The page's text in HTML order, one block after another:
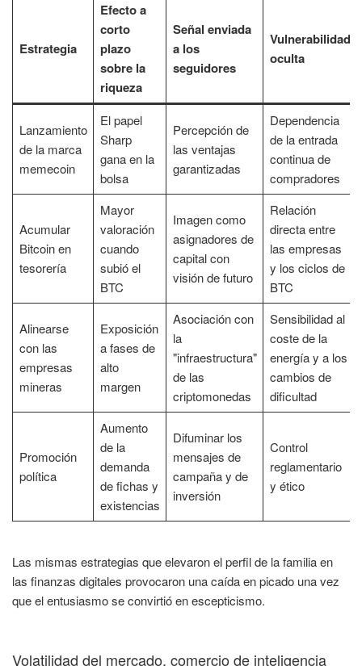
Estrategia
Efecto a
corto
plazo
sobre la
riqueza
Señal enviada
a los
seguidores
Vulnerabilidad
oculta
Lanzamiento
de la marca
memecoin
El papel
Sharp
gana en la
bolsa
Percepción de
las ventajas
garantizadas
Dependencia
de la entrada
continua de
compradores
Acumular
Bitcoin en
tesorería
Mayor
valoración
cuando
subió el
BTC
Imagen como
asignadores de
capital con
visión de futuro
Relación
directa entre
las empresas
y los ciclos de
BTC
Alinearse
con las
empresas
mineras
Exposición
a fases de
alto
margen
Asociación con
la
"infraestructura"
de las
criptomonedas
Sensibilidad al
coste de la
energía y a los
cambios de
dificultad
Promoción
política
Aumento
de la
demanda
de fichas y
existencias
Difuminar los
mensajes de
campaña y de
inversión
Control
reglamentario
y ético
Las mismas estrategias que elevaron el perfil de la familia en
las finanzas digitales provocaron una caída en picado una vez
que el entusiasmo se convirtió en escepticismo.
Volatilidad del mercado, comercio de inteligencia